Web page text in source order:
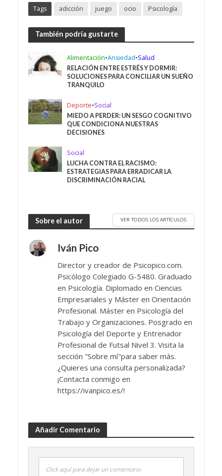
Tags adicción juego ocio Psicología
También podría gustarte
Alimentación•Ansiedad•Salud
RELACIÓN ENTRE ESTRÉS Y DORMIR:
SOLUCIONES PARA CONCILIAR UN SUEÑO
TRANQUILO
Deporte•Social
MIEDO A PERDER: UN SESGO COGNITIVO
QUE CONDICIONA NUESTRAS
DECISIONES
Social
LUCHA CONTRA EL RACISMO:
ESTRATEGIAS PARA ERRADICAR LA
DISCRIMINACIÓN RACIAL
Sobre el autor VER TODOS LOS ARTÍCULOS
Iván Pico
Director y creador de Psicopico.com.
Psicólogo Colegiado G-5480. Graduado
en Psicología. Diplomado en Ciencias
Empresariales y Máster en Orientación
Profesional. Máster en Psicología del
Trabajo y Organizaciones. Posgrado en
Psicología del Deporte y Entrenador
Profesional de Futsal Nivel 3. Visita la
sección "Sobre mí"para saber más.
¿Quieres una consulta personalizada?
¡Contacta conmigo en
https://ivanpico.es/!
Añadir Comentario
Click aquí para dejar un comentario